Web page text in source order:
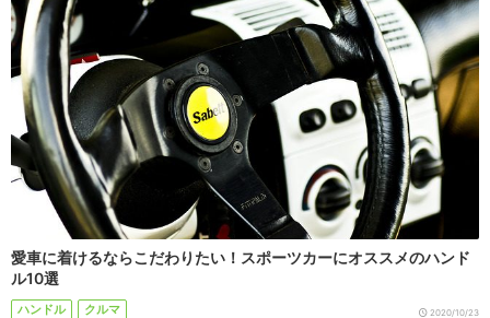
愛車に着けるならこだわりたい！スポーツカーにオススメのハンド
ル10選
ハンドル クルマ 2020/10/23